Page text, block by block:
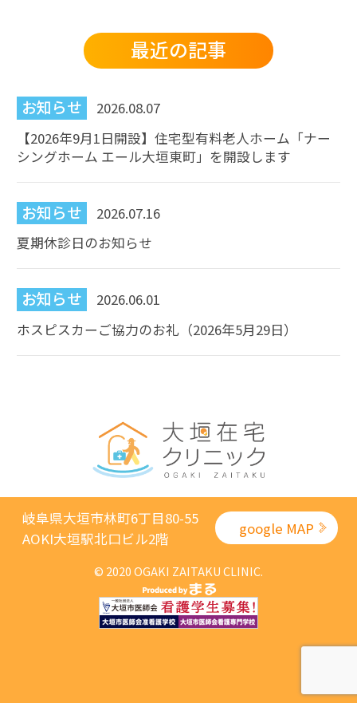
最近の記事
お知らせ
2026.08.07
【2026年9月1日開設】住宅型有料老人ホーム「ナー
シングホーム エール大垣東町」を開設します
お知らせ
2026.07.16
夏期休診日のお知らせ
お知らせ
2026.06.01
ホスピスカーご協力のお礼（2026年5月29日）
岐阜県大垣市林町6丁目80-55
AOKI大垣駅北口ビル2階
google MAP
© 2020 OGAKI ZAITAKU CLINIC.